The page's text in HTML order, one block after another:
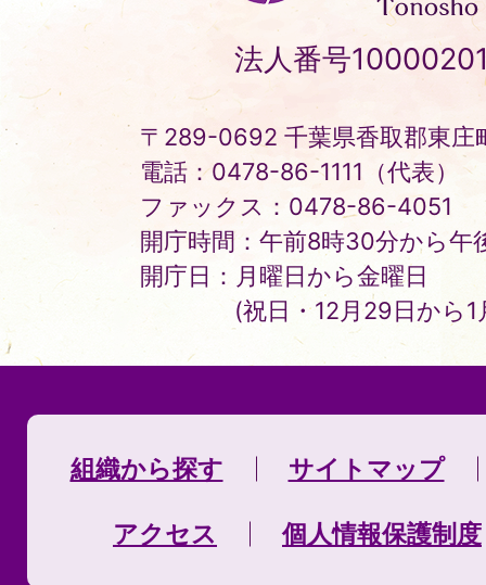
Tonosho
Town
法人番号
〒289-0692 千葉県香取郡東庄
電話：0478-86-1111（代表）
ファックス：0478-86-4051
開庁時間：午前8時30分から午
開庁日：月曜日から金曜日
(祝日・12月29日から
組織から探す サイトマップ
アクセス 個人情報保護制度